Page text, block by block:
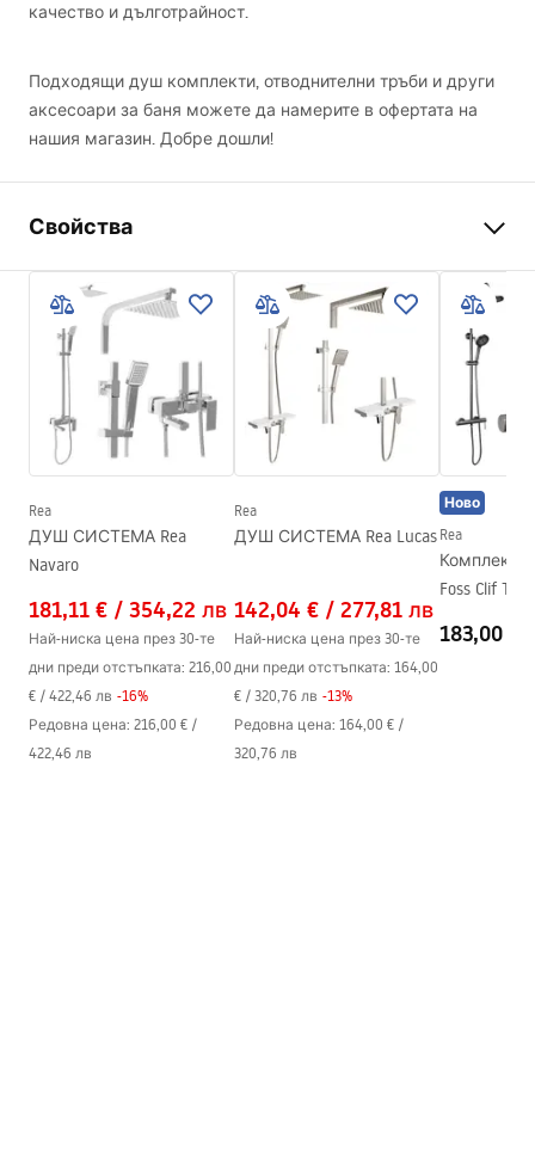
качество и дълготрайност.
Подходящи душ комплекти, отводнителни тръби и други
аксесоари за баня можете да намерите в офертата на
нашия магазин. Добре дошли!
Свойства
Размер (врата х стена)
90
Цвят на смесителя
Черни
тип душ-кабина
цвят на стъклото
Прозрачен 8mm
Seria
Bler
Посока на душ - кабината
универсален
Гаранция
Rea
ДУШ СИСТЕМА Rea
Navaro
181,11 € / 354,22 лв
Най-ниска цена през 30-те
дни преди отстъпката: 216,00
€ / 422,46 лв -16%
Редовна цена: 216,00 € /
422,46 лв
Rea
ДУШ СИСТЕМА Rea Lucas
142,04 € / 277,81 лв
Най-ниска цена през 30-те
дни преди отстъпката: 164,00
€ / 320,76 лв -13%
Редовна цена: 164,00 € /
320,76 лв
Ново
Rea
Комплект
Foss Clif
183,00 €